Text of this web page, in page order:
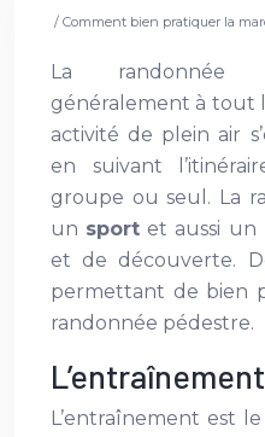
/ Comment bien pratiquer la
La randonnée
généralement à tout
activité de plein air
en suivant
groupe ou seul. La
un sport et aussi un
et de découverte.
permettant de bien
randonnée pédestre.
L’entraînement
L’entraînement est